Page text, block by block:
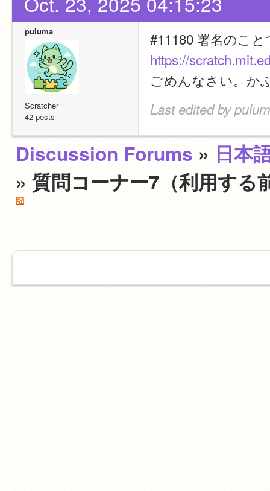
puluma
Scratcher
42 posts
https://
ごめんなさい。か
Last edited by
Discussion Forums » 日本
» 質問コーナー7（利用する